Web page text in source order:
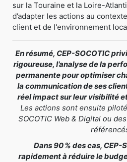
sur la Touraine et la Loire-
d’adapter les actions au
client et de l'environnement
En résumé, CEP-SOCOTIC
rigoureuse, l’analyse de la
permanente pour optimiser
la communication de ses
réel impact sur leur visibilité
Les actions sont ensuite
SOCOTIC Web & Digital ou
Dans 90 % des cas, CEP-
rapidement à réduire le